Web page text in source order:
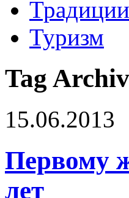
Традиции
Туризм
Tag
15.06.2013
Первому
лет